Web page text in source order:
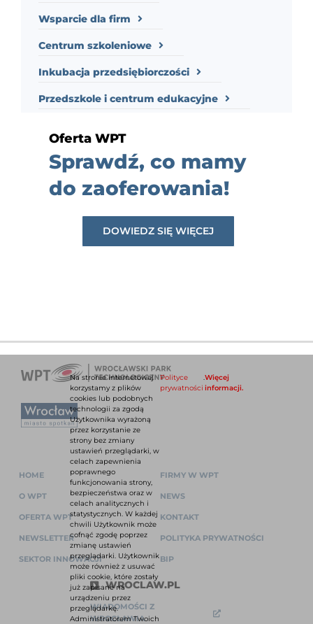
Oferta WPT
Sprawdź, co mamy
do zaoferowania!
DOWIEDZ SIĘ WIĘCEJ
Wsparcie dla firm
Centrum szkoleniowe
Inkubacja przedsiębiorczości
Przedszkole i centrum edukacyjne
HOME
O WPT
OFERTA WPT
NEWSLETTER
SEKTOR INNOWACJI
FIRMY W WPT
NEWS
KONTAKT
POLITYKA PRYWATNOŚCI
BIP
WROCLAW.PL
WIADOMOŚCI Z
WROCŁAWIA
Na stronie internetowej
korzystamy z plików
cookies lub podobnych
technologii za zgodą
Użytkownika wyrażoną
przez korzystanie ze
strony bez zmiany
ustawień przeglądarki, w
celach zapewnienia
poprawnego
funkcjonowania strony,
bezpieczeństwa oraz w
celach analitycznych i
statystycznych. W każdej
chwili Użytkownik może
cofnąć zgodę poprzez
zmianę ustawień
przeglądarki. Użytkownik
może również z usuwać
pliki cookie, które zostały
już zapisane na
urządzeniu przez
przeglądarkę.
Administratorem Twoich
Polityce
prywatności
Więcej
informacji.